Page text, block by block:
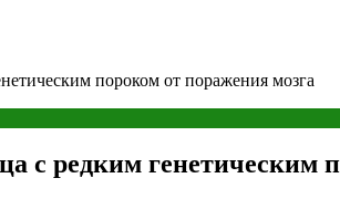
пороком от поражения мозга
с редким генетическим